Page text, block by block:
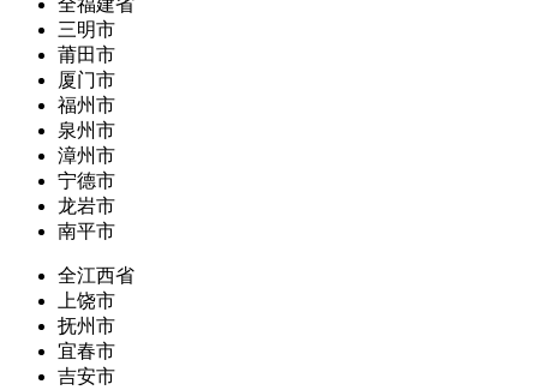
全福建省
三明市
莆田市
厦门市
福州市
泉州市
漳州市
宁德市
龙岩市
南平市
全江西省
上饶市
抚州市
宜春市
吉安市